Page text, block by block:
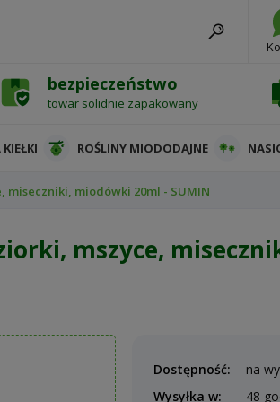
bezpieczeństwo
towar solidnie zapakowany
ROŚLINY MIODODAJNE
miseczniki, miodówki 20ml - SUMIN
mszyce,
Dostępność:
na
Wysyłka w:
48